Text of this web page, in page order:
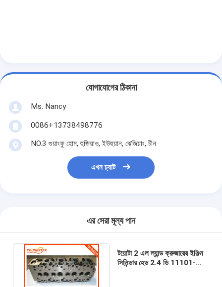
যোগাযোগের ঠিকানা
Ms. Nancy
0086+13738498776
NO.3 গুয়াংফু হোম, হুজিয়াও, ইউহুয়ান, ঝেজিয়াং, চীন
এখন চ্যাট
এর সেরা মূল্য পান
টয়োটা 2 এল ল্যান্ড ক্রুজারের ইঞ্জিন
সিলিন্ডার হেড 2.4 ডি 11101-